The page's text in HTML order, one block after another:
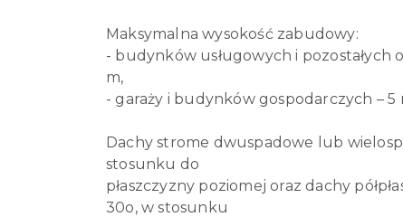
Maksymalna wysokość zabudowy:
- budynków usługowych i
m,
- garaży i budynków gospodarczych – 5
Dachy strome dwuspadowe lub
stosunku do
płaszczyzny poziomej oraz dachy
30o, w stosunku